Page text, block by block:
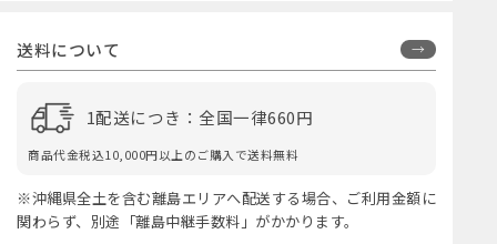
送料について
1配送につき：全国一律660円
商品代金税込10,000円以上のご購入で送料無料
※沖縄県全土を含む離島エリアへ配送する場合、ご利用金額に
関わらず、別途「離島中継手数料」がかかります。